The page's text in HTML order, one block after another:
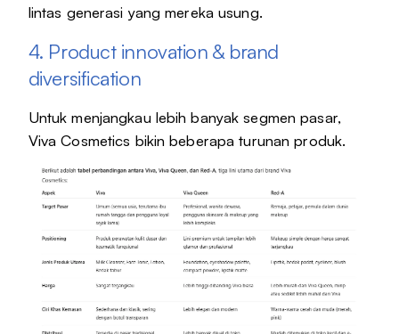
lintas generasi yang mereka usung.
4. Product innovation & brand
diversification
Untuk menjangkau lebih banyak segmen pasar,
Viva Cosmetics bikin beberapa turunan produk.